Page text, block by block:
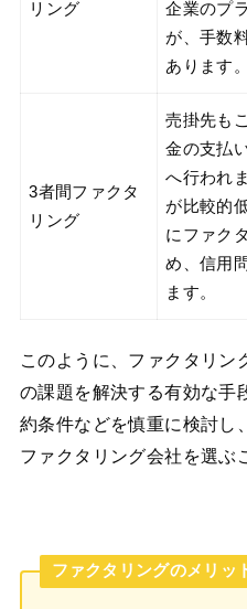
リング
企業のプ
が、手数
あります。
3者間ファクタ
リング
売掛先も
金の支払
へ行われ
が比較的
にファク
め、信用
ます。
このように、ファクタリン
の課題を解決する有効な手
約条件などを慎重に検討し
ファクタリング会社を選ぶ
ファクタリングのメリッ